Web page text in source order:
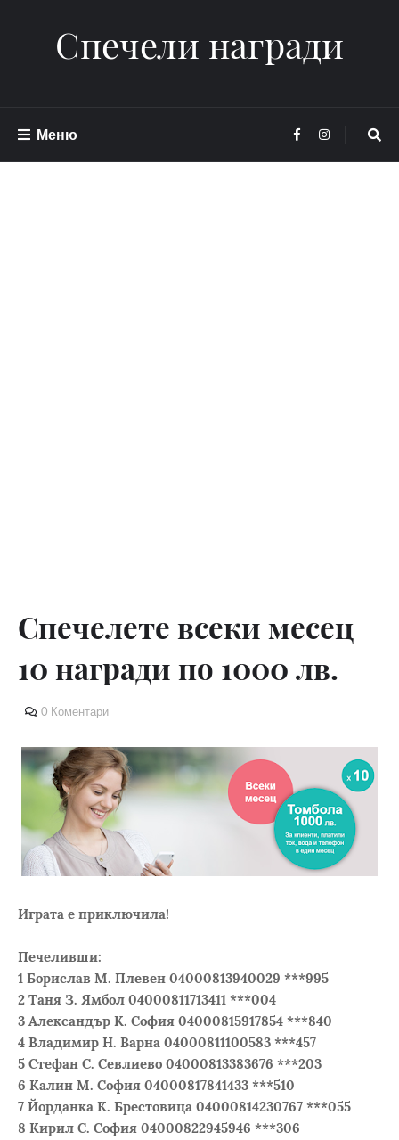
Спечели награди
Меню
Спечелете всеки месец
10 награди по 1000 лв.
0 Коментари
Играта е приключила!
Печеливши:
1 Борислав М. Плевен 04000813940029 ***995
2 Таня З. Ямбол 04000811713411 ***004
3 Александър К. София 04000815917854 ***840
4 Владимир Н. Варна 04000811100583 ***457
5 Стефан С. Севлиево 04000813383676 ***203
6 Калин М. София 04000817841433 ***510
7 Йорданка К. Брестовица 04000814230767 ***055
8 Кирил С. София 04000822945946 ***306